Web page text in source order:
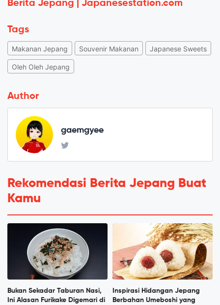
Berita Jepang | Japanesestation.com
Tags
Makanan Jepang Souvenir Makanan Japanese Sweets
Oleh Oleh Jepang
Author
gaemgyee
Rekomendasi Berita Jepang Buat
Kamu
Bukan Sekadar Taburan Nasi,
Ini Alasan Furikake Digemari di
Inspirasi Hidangan Jepang
Berbahan Umeboshi yang